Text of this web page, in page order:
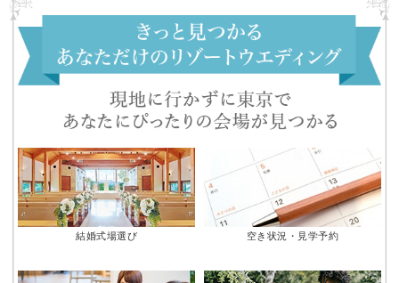
結婚式場選び 空き状況・見学予約